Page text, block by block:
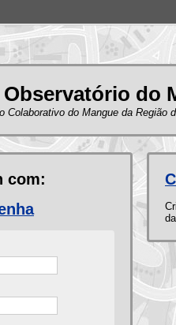
Observatório do
Colaborativo do Mangue da Região
com: